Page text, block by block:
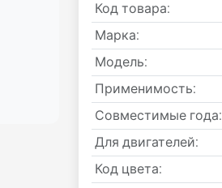
Код товара:
Марка:
Модель:
Применимость:
Совместимые года:
Для двигателей:
Код цвета: